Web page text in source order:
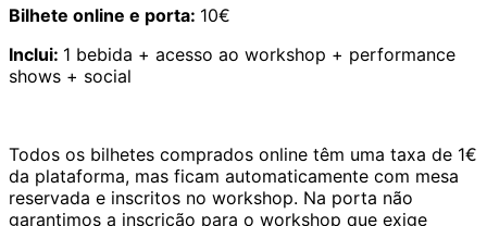
Bilhete online e porta: 10€
Inclui: 1 bebida + acesso ao workshop + performance
shows + social
Todos os bilhetes comprados online têm uma taxa de 1€
da plataforma, mas ficam automaticamente com mesa
reservada e inscritos no workshop. Na porta não
garantimos a inscrição para o workshop que exige